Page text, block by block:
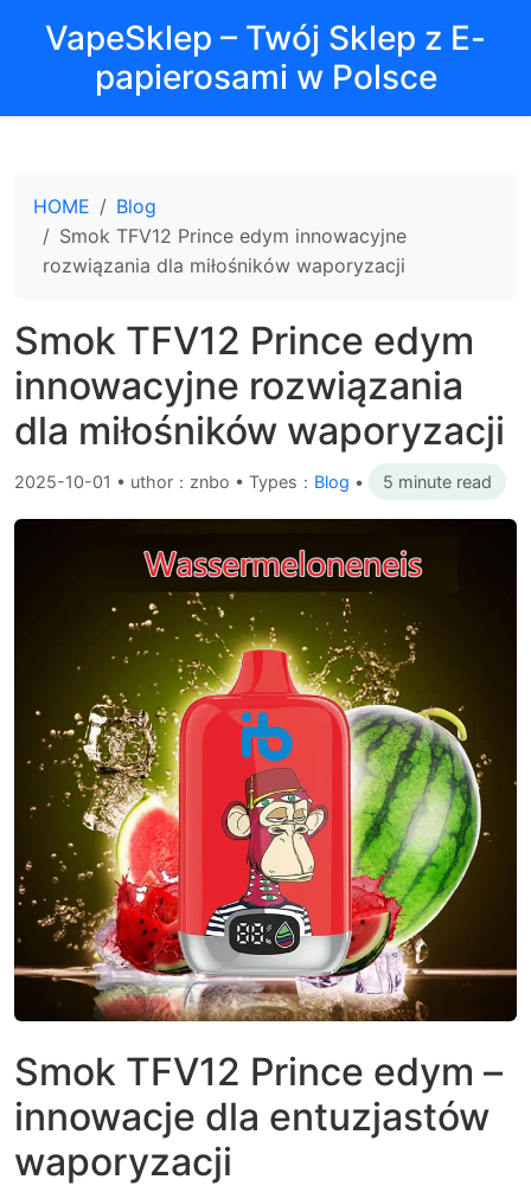
VapeSklep – Twój Sklep z E-
papierosami w Polsce
HOME
Blog
Smok TFV12 Prince edym innowacyjne
rozwiązania dla miłośników waporyzacji
Smok TFV12 Prince edym
innowacyjne rozwiązania
dla miłośników waporyzacji
2025-10-01 • uthor：znbo • Types： Blog • 5 minute read
Smok TFV12 Prince edym –
innowacje dla entuzjastów
waporyzacji